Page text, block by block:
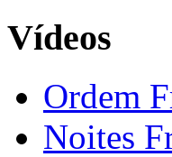
Vídeos
Ordem
Noites